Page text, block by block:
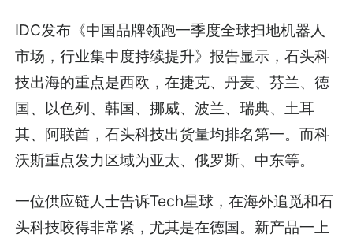
IDC发布《中国品牌领跑一季度全球扫地机器人
市场，行业集中度持续提升》报告显示，石头科
技出海的重点是西欧，在捷克、丹麦、芬兰、德
国、以色列、韩国、挪威、波兰、瑞典、土耳
其、阿联酋，石头科技出货量均排名第一。而科
沃斯重点发力区域为亚太、俄罗斯、中东等。
一位供应链人士告诉Tech星球，在海外追觅和石
头科技咬得非常紧，尤其是在德国。新产品一上